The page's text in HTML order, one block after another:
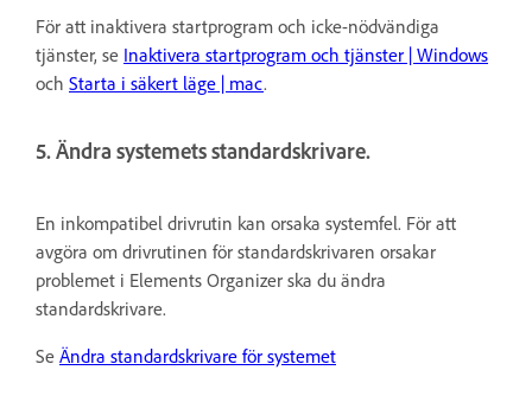
För att inaktivera startprogram och icke-nödvändiga
tjänster, se Inaktivera startprogram och tjänster | Windows
och Starta i säkert läge | mac.
5. Ändra systemets standardskrivare.
En inkompatibel drivrutin kan orsaka systemfel. För att
avgöra om drivrutinen för standardskrivaren orsakar
problemet i Elements Organizer ska du ändra
standardskrivare.
Se Ändra standardskrivare för systemet